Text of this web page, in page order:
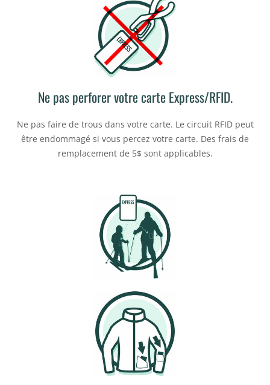
Ne pas perforer votre carte Express/RFID.
Ne pas faire de trous dans votre carte. Le circuit RFID peut
être endommagé si vous percez votre carte. Des frais de
remplacement de 5$ sont applicables.